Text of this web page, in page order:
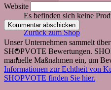
Es befinden sich keine
Zurück zum Shop
Website
Unser Unternehmen sammelt
SHOPVOTE Bewertungen.
manuelle Maßnahmen ein, um
Informationen zur Echtheit von
SHOPVOTE finden Sie hier.